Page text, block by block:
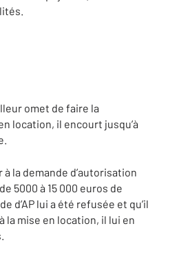
omet de faire la
location, il encourt jusqu’à
à la demande d’autorisation
5000 à 15 000 euros de
d’AP lui a été refusée et qu’il
la mise en location, il lui en